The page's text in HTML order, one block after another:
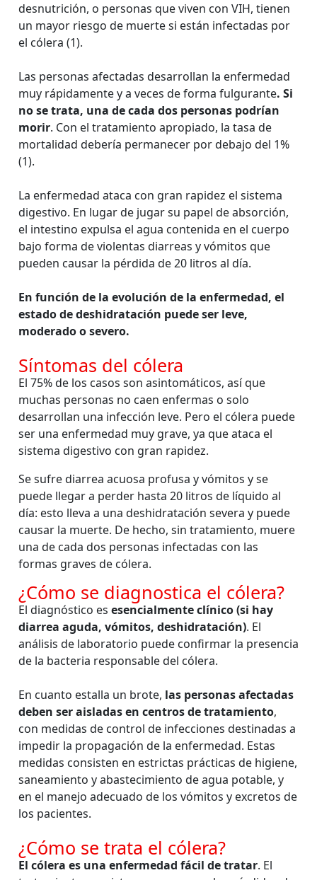
desnutrición, o personas que viven con VIH, tienen
un mayor riesgo de muerte si están infectadas por
el cólera (1).
Las personas afectadas desarrollan la enfermedad
muy rápidamente y a veces de forma fulgurante. Si
no se trata, una de cada dos personas podrían
morir. Con el tratamiento apropiado, la tasa de
mortalidad debería permanecer por debajo del 1%
(1).
La enfermedad ataca con gran rapidez el sistema
digestivo. En lugar de jugar su papel de absorción,
el intestino expulsa el agua contenida en el cuerpo
bajo forma de violentas diarreas y vómitos que
pueden causar la pérdida de 20 litros al día.
En función de la evolución de la enfermedad, el
estado de deshidratación puede ser leve,
moderado o severo.
Síntomas del cólera
El 75% de los casos son asintomáticos, así que
muchas personas no caen enfermas o solo
desarrollan una infección leve. Pero el cólera puede
ser una enfermedad muy grave, ya que ataca el
sistema digestivo con gran rapidez.
Se sufre diarrea acuosa profusa y vómitos y se
puede llegar a perder hasta 20 litros de líquido al
día: esto lleva a una deshidratación severa y puede
causar la muerte. De hecho, sin tratamiento, muere
una de cada dos personas infectadas con las
formas graves de cólera.
¿Cómo se diagnostica el cólera?
El diagnóstico es esencialmente clínico (si hay
diarrea aguda, vómitos, deshidratación). El
análisis de laboratorio puede confirmar la presencia
de la bacteria responsable del cólera.
En cuanto estalla un brote, las personas afectadas
deben ser aisladas en centros de tratamiento,
con medidas de control de infecciones destinadas a
impedir la propagación de la enfermedad. Estas
medidas consisten en estrictas prácticas de higiene,
saneamiento y abastecimiento de agua potable, y
en el manejo adecuado de los vómitos y excretos de
los pacientes.
¿Cómo se trata el cólera?
El cólera es una enfermedad fácil de tratar. El